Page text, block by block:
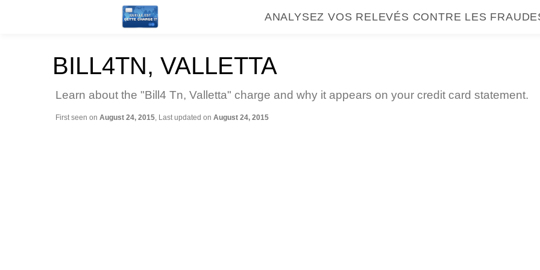
ANALYSEZ VOS RELEVÉS CONTRE LES
BILL4TN, VALLETTA
Learn about the "Bill4 Tn, Valletta" charge and why it appears on your credit card statement.
First seen on August 24, 2015, Last updated on August 24, 2015